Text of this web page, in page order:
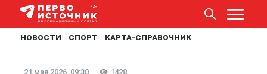
НОВОСТИ СПОРТ КАРТА-СПРАВОЧНИК
21 мая 2026, 09:30 1428